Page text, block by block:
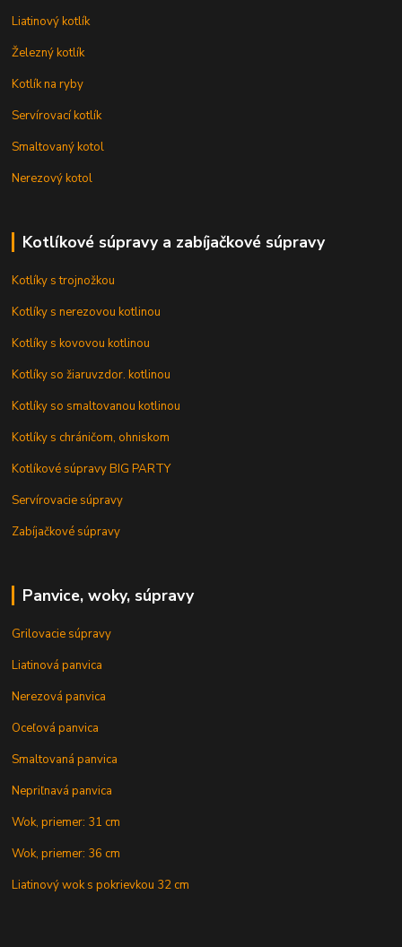
Liatinový kotlík
Železný kotlík
Kotlík na ryby
Servírovací kotlík
Smaltovaný kotol
Nerezový kotol
Kotlíkové súpravy a zabíjačkové súpravy
Kotlíky s trojnožkou
Kotlíky s nerezovou kotlinou
Kotlíky s kovovou kotlinou
Kotlíky so žiaruvzdor. kotlinou
Kotlíky so smaltovanou kotlinou
Kotlíky s chráničom, ohniskom
Kotlíkové súpravy BIG PARTY
Servírovacie súpravy
Zabíjačkové súpravy
Panvice, woky, súpravy
Grilovacie súpravy
Liatinová panvica
Nerezová panvica
Oceľová panvica
Smaltovaná panvica
Nepriľnavá panvica
Wok, priemer: 31 cm
Wok, priemer: 36 cm
Liatinový wok s pokrievkou 32 cm